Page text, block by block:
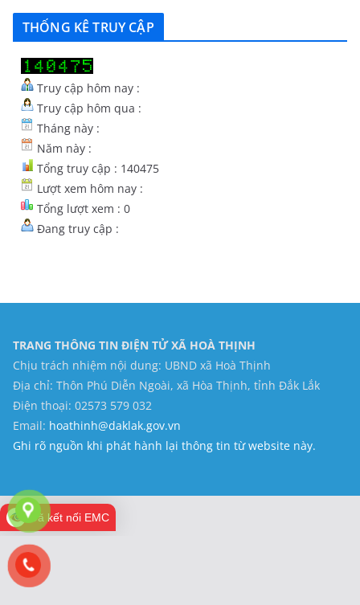
THỐNG KÊ TRUY CẬP
Truy cập hôm nay :
Truy cập hôm qua :
Tháng này :
Năm này :
Tổng truy cập : 140475
Lượt xem hôm nay :
Tổng lượt xem : 0
Đang truy cập :
TRANG THÔNG TIN ĐIỆN TỬ XÃ HOÀ THỊNH
Chịu trách nhiệm nội dung: UBND xã Hoà Thịnh
Địa chỉ: Thôn Phú Diễn Ngoài, xã Hòa Thịnh, tỉnh Đắk Lắk
Điện thoại: 02573 579 032
Email: hoathinh@daklak.gov.vn
Ghi rõ nguồn khi phát hành lại thông tin từ website này.
Đã kết nối EMC